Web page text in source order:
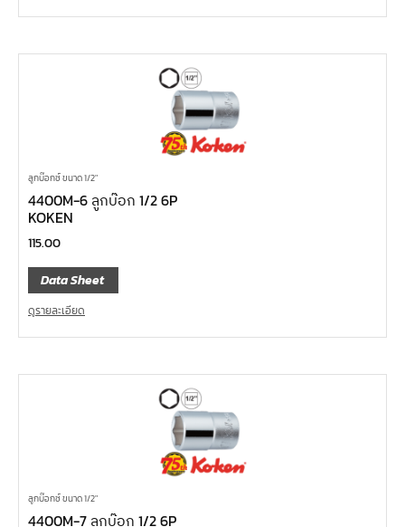
ลูกบ๊อกซ์ ขนาด 1/2"
4400M-6 ลูกบ๊อก 1/2 6P
KOKEN
115.00
Data Sheet
ดูรายละเอียด
ลูกบ๊อกซ์ ขนาด 1/2"
4400M-7 ลูกบ๊อก 1/2 6P